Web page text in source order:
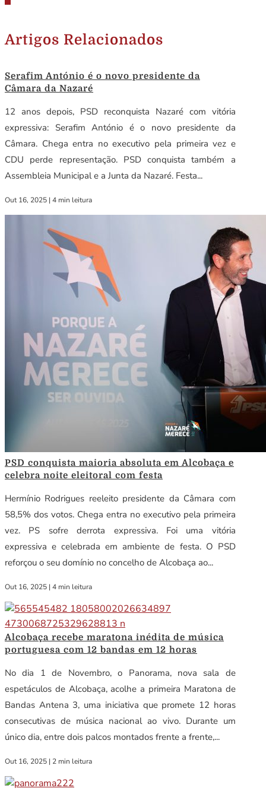
Artigos Relacionados
Serafim António é o novo presidente da
Câmara da Nazaré
12 anos depois, PSD reconquista Nazaré com vitória
expressiva: Serafim António é o novo presidente da
Câmara. Chega entra no executivo pela primeira vez e
CDU perde representação. PSD conquista também a
Assembleia Municipal e a Junta da Nazaré. Festa...
Out 16, 2025 | 4 min leitura
PSD conquista maioria absoluta em Alcobaça e
celebra noite eleitoral com festa
Hermínio Rodrigues reeleito presidente da Câmara com
58,5% dos votos. Chega entra no executivo pela primeira
vez. PS sofre derrota expressiva. Foi uma vitória
expressiva e celebrada em ambiente de festa. O PSD
reforçou o seu domínio no concelho de Alcobaça ao...
Out 16, 2025 | 4 min leitura
Alcobaça recebe maratona inédita de música
portuguesa com 12 bandas em 12 horas
No dia 1 de Novembro, o Panorama, nova sala de
espetáculos de Alcobaça, acolhe a primeira Maratona de
Bandas Antena 3, uma iniciativa que promete 12 horas
consecutivas de música nacional ao vivo. Durante um
único dia, entre dois palcos montados frente a frente,...
Out 16, 2025 | 2 min leitura